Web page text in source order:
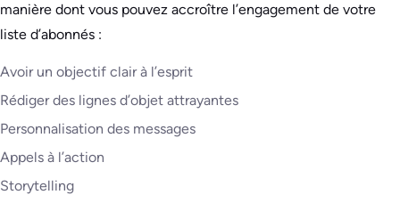
manière dont vous pouvez accroître l’engagement de votre
liste d’abonnés :
Avoir un objectif clair à l’esprit
Rédiger des lignes d’objet attrayantes
Personnalisation des messages
Appels à l’action
Storytelling